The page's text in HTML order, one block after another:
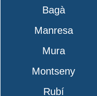
Bagà
Manresa
Mura
Montseny
Rubí